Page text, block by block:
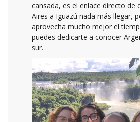
cansada, es el enlace directo de
Aires a Iguazú nada más llegar,
aprovecha mucho mejor el
puedes dedicarte a conocer
sur.